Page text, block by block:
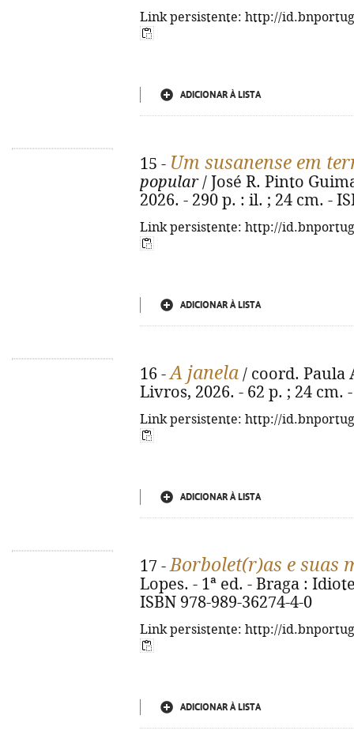
Link persistente: http://
ADICIONAR À LISTA
15 - Um susanense em
popular/ José R. Pinto
2026. - 290 p. : il. ; 24 cm. -
Link persistente: http://
ADICIONAR À LISTA
16 -A janela / coord. Paula
Livros, 2026. - 62 p. ; 24 cm.
Link persistente: http://
ADICIONAR À LISTA
17 -Borbolet(r)as e suas
Lopes. - 1ª ed. - Braga :
ISBN 978-989-36274-4-0
Link persistente: http://
ADICIONAR À LISTA